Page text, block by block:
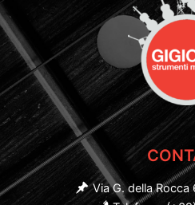
Via G. della